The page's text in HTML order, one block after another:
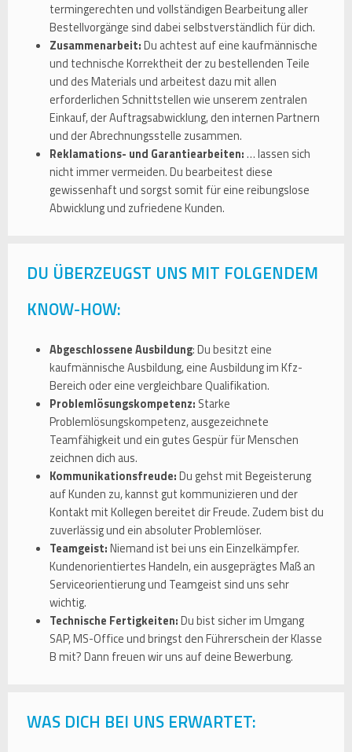
termingerechten und vollständigen Bearbeitung aller
Bestellvorgänge sind dabei selbstverständlich für dich.
Zusammenarbeit:Du achtest auf eine kaufmännische
und technische Korrektheit der zu bestellenden Teile
und des Materials und arbeitest dazu mit allen
erforderlichen Schnittstellen wie unserem zentralen
Einkauf, der Auftragsabwicklung, den internen Partnern
und der Abrechnungsstelle zusammen.
Reklamations- und Garantiearbeiten:… lassen sich
nicht immer vermeiden. Du bearbeitest diese
gewissenhaft und sorgst somit für eine reibungslose
Abwicklung und zufriedene Kunden.
DU ÜBERZEUGST UNS MIT FOLGENDEM
KNOW-HOW:
Abgeschlossene Ausbildung: Du besitzt eine
kaufmännische Ausbildung, eine Ausbildung im Kfz-
Bereich oder eine vergleichbare Qualifikation.
Problemlösungskompetenz: Starke
Problemlösungskompetenz, ausgezeichnete
Teamfähigkeit und ein gutes Gespür für Menschen
zeichnen dich aus.
Kommunikationsfreude:Du gehst mit Begeisterung
auf Kunden zu, kannst gut kommunizieren und der
Kontakt mit Kollegen bereitet dir Freude. Zudem bist du
zuverlässig und ein absoluter Problemlöser.
Teamgeist:Niemand ist bei uns ein Einzelkämpfer.
Kundenorientiertes Handeln, ein ausgeprägtes Maß an
Serviceorientierung und Teamgeist sind uns sehr
wichtig.
Technische Fertigkeiten:Du bist sicher im Umgang
SAP, MS-Office und bringst den Führerschein der Klasse
B mit? Dann freuen wir uns auf deine Bewerbung.
WAS DICH BEI UNS ERWARTET: